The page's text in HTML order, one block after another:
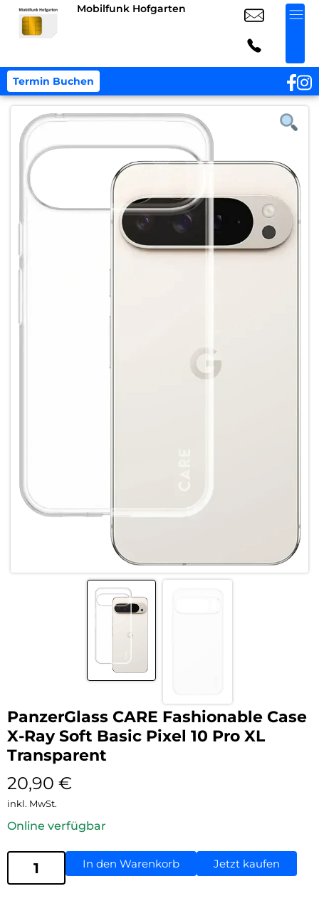
Mobilfunk Hofgarten
Termin Buchen
PanzerGlass CARE Fashionable Case
X-Ray Soft Basic Pixel 10 Pro XL
Transparent
20,90 €
inkl. MwSt.
Online verfügbar
In den Warenkorb Jetzt kaufen